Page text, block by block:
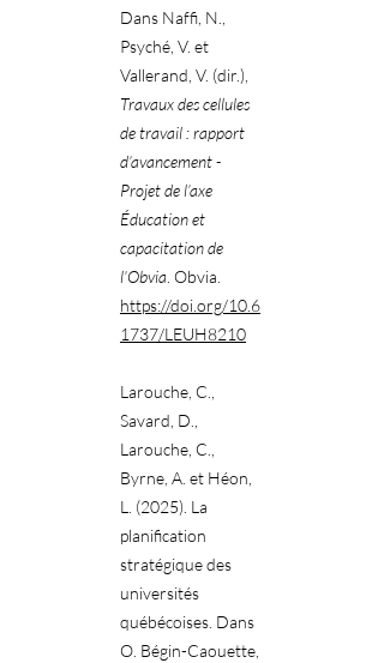
Dans Naffi, N.,
Psyché, V. et
Vallerand, V. (dir.),
Travaux des cellules
de travail : rapport
d’avancement -
Projet de l’axe
Éducation et
capacitation de
l’Obvia . Obvia.
https://doi.org/10.6
1737/LEUH8210
Larouche, C.,
Savard, D.,
Larouche, C.,
Byrne, A. et Héon,
L. (2025). La
planification
stratégique des
universités
québécoises. Dans
O. Bégin-Caouette,